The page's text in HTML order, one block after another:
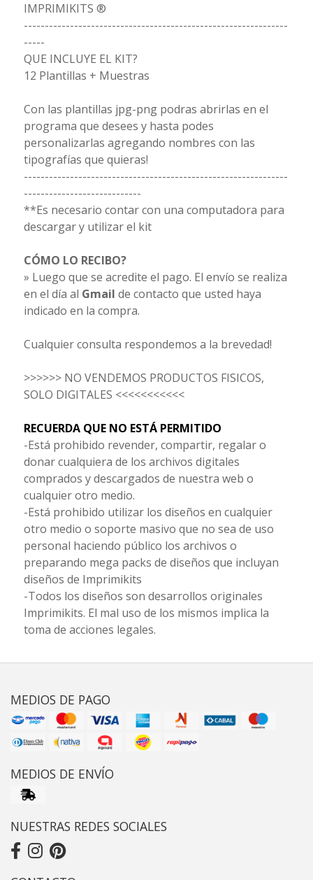
IMPRIMIKITS ®
---------------------------------------------------------------
-----
QUE INCLUYE EL KIT?
12 Plantillas + Muestras
Con las plantillas jpg-png podras abrirlas en el
programa que desees y hasta podes
personalizarlas agregando nombres con las
tipografías que quieras!
---------------------------------------------------------------
----------------------------
**Es necesario contar con una computadora para
descargar y utilizar el kit
CÓMO LO RECIBO?
» Luego que se acredite el pago. El envío se realiza
en el día al Gmail de contacto que usted haya
indicado en la compra.
Cualquier consulta respondemos a la brevedad!
>>>>>> NO VENDEMOS PRODUCTOS FISICOS,
SOLO DIGITALES <<<<<<<<<<<
RECUERDA QUE NO ESTÁ PERMITIDO
-Está prohibido revender, compartir, regalar o
donar cualquiera de los archivos digitales
comprados y descargados de nuestra web o
cualquier otro medio.
-Está prohibido utilizar los diseños en cualquier
otro medio o soporte masivo que no sea de uso
personal haciendo público los archivos o
preparando mega packs de diseños que incluyan
diseños de Imprimikits
-Todos los diseños son desarrollos originales
Imprimikits. El mal uso de los mismos implica la
toma de acciones legales.
MEDIOS DE PAGO
MEDIOS DE ENVÍO
NUESTRAS REDES SOCIALES